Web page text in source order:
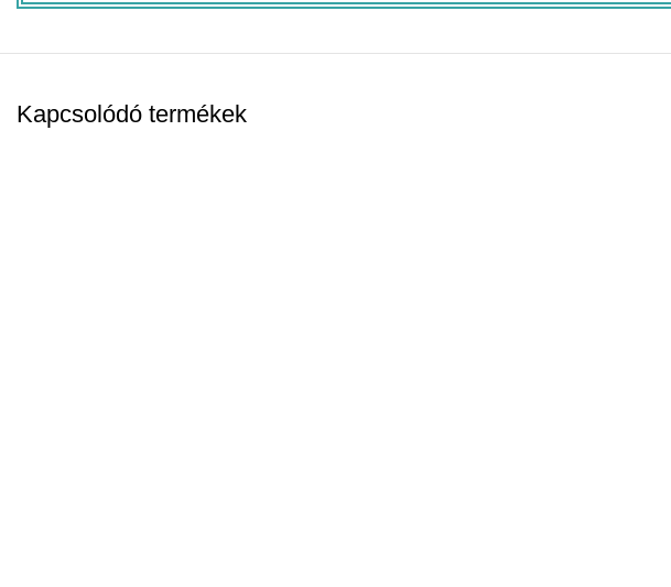
Kapcsolódó termékek